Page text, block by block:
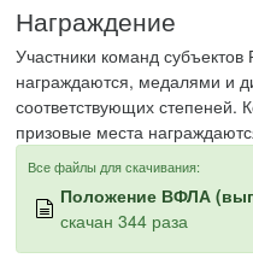
Награждение
Участники команд
награждаются, медалями и
соответствующих
призовые места
Все файлы для скачивания:
Положение ВФЛА
скачан 344 раза